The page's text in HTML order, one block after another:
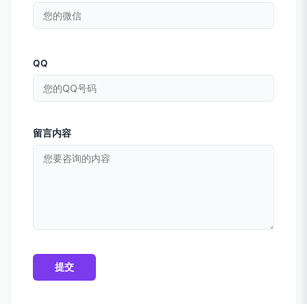
QQ
留言内容